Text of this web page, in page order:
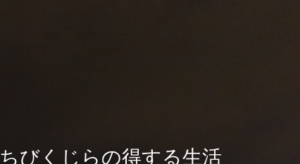
ちびくじらの得する生活